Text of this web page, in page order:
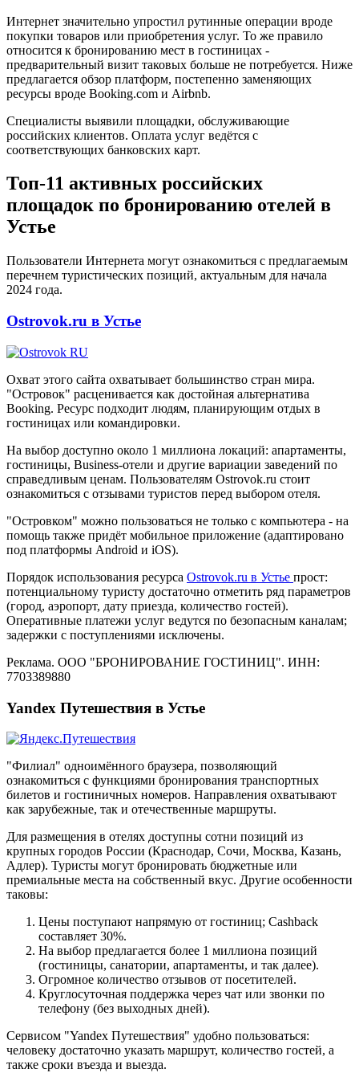
Интернет значительно упростил рутинные операции вроде
покупки товаров или приобретения услуг. То же правило
относится к бронированию мест в гостиницах -
предварительный визит таковых больше не потребуется. Ниже
предлагается обзор платформ, постепенно заменяющих
ресурсы вроде Booking.com и Airbnb.
Специалисты выявили площадки, обслуживающие
российских клиентов. Оплата услуг ведётся с
соответствующих банковских карт.
Топ-11 активных российских
площадок по бронированию отелей в
Устье
Пользователи Интернета могут ознакомиться с предлагаемым
перечнем туристических позиций, актуальным для начала
2024 года.
Ostrovok.ru в Устье
Охват этого сайта охватывает большинство стран мира.
"Островок" расценивается как достойная альтернатива
Booking. Ресурс подходит людям, планирующим отдых в
гостиницах или командировки.
На выбор доступно около 1 миллиона локаций: апартаменты,
гостиницы, Business-отели и другие вариации заведений по
справедливым ценам. Пользователям Ostrovok.ru стоит
ознакомиться с отзывами туристов перед выбором отеля.
"Островком" можно пользоваться не только с компьютера - на
помощь также придёт мобильное приложение (адаптировано
под платформы Android и iOS).
Порядок использования ресурса Ostrovok.ru в Устье прост:
потенциальному туристу достаточно отметить ряд параметров
(город, аэропорт, дату приезда, количество гостей).
Оперативные платежи услуг ведутся по безопасным каналам;
задержки с поступлениями исключены.
Реклама. ООО "БРОНИРОВАНИЕ ГОСТИНИЦ". ИНН:
7703389880
Yandex Путешествия в Устье
"Филиал" одноимённого браузера, позволяющий
ознакомиться с функциями бронирования транспортных
билетов и гостиничных номеров. Направления охватывают
как зарубежные, так и отечественные маршруты.
Для размещения в отелях доступны сотни позиций из
крупных городов России (Краснодар, Сочи, Москва, Казань,
Адлер). Туристы могут бронировать бюджетные или
премиальные места на собственный вкус. Другие особенности
таковы:
Цены поступают напрямую от гостиниц; Cashback
составляет 30%.
На выбор предлагается более 1 миллиона позиций
(гостиницы, санатории, апартаменты, и так далее).
Огромное количество отзывов от посетителей.
Круглосуточная поддержка через чат или звонки по
телефону (без выходных дней).
Сервисом "Yandex Путешествия" удобно пользоваться:
человеку достаточно указать маршрут, количество гостей, а
также сроки въезда и выезда.